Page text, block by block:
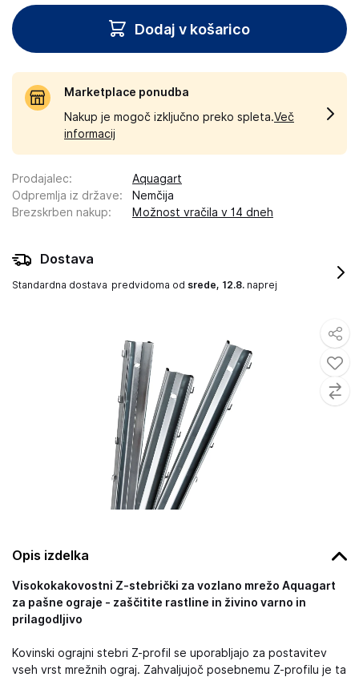
Opis izdelka
Visokokakovostni Z-stebrički za vozlano mrežo Aquagart
za pašne ograje - zaščitite rastline in živino varno in
prilagodljivo
Kovinski ograjni stebri Z-profil se uporabljajo za postavitev
vseh vrst mrežnih ograj. Zahvaljujoč posebnemu Z-profilu je ta
Dodaj v košarico
Marketplace ponudba
Nakup je mogoč izključno preko spleta.Več
informacij
Prodajalec:
Aquagart
Odpremlja iz države:
Nemčija
Brezskrben nakup: Možnost vračila v 14 dneh
Dostava
Standardna dostava predvidoma od srede, 12.8. naprej